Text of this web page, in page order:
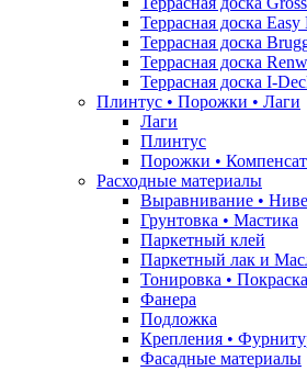
Террасная доска Easy
Террасная доска
Террасная доска
Террасная доска I-
Плинтус • Порожки • Лаги
Лаги
Плинтус
Порожки •
Расходные материалы
Выравнивание •
Грунтовкa • Мастика
Паркетный клей
Паркетный лак и
Тонировка • Покраска
Фанера
Подложка
Крепления •
Фасадные материалы